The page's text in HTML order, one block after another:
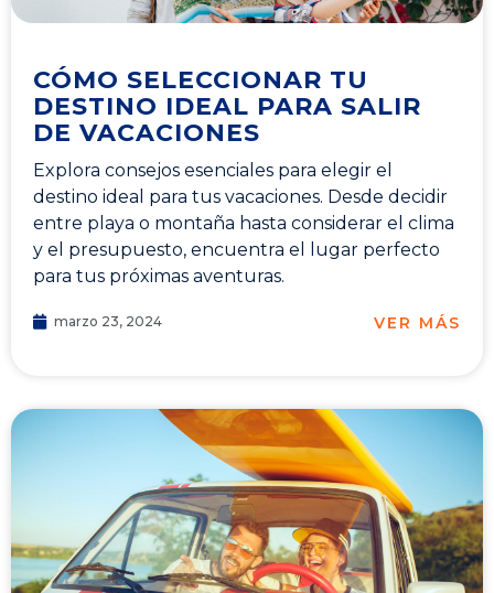
CÓMO SELECCIONAR TU
DESTINO IDEAL PARA SALIR
DE VACACIONES
Explora consejos esenciales para elegir el
destino ideal para tus vacaciones. Desde decidir
entre playa o montaña hasta considerar el clima
y el presupuesto, encuentra el lugar perfecto
para tus próximas aventuras.
marzo 23, 2024 VER MÁS